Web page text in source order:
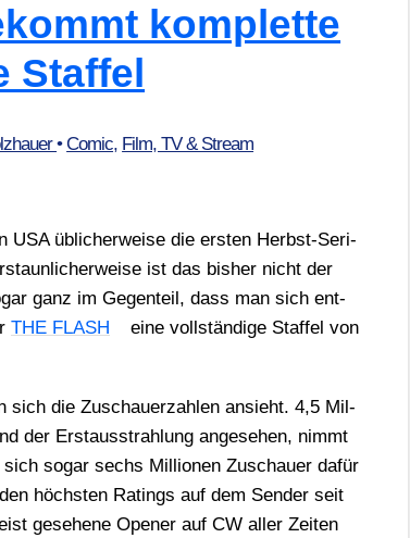
komplette
Staffel
•Comic, Film, TV & Stream
USA übli­cher­wei­se die ers­ten Herbst-Seri­
ist das bis­her nicht der
ganz im Gegen­teil, dass man sich ent­
THE FLASH
eine voll­stän­di­ge Staf­fel von
sich die Zuschau­er­zah­len ansieht. 4,5 Mil­
der Erst­aus­strah­lung ange­se­hen, nimmt
sogar sechs Mil­lio­nen Zuschau­er dafür
höchs­ten Ratings auf dem Sen­der seit
gese­he­ne Ope­ner auf CW aller Zei­ten